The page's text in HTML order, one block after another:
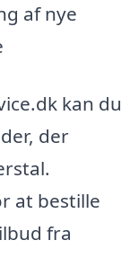
af nye
kan du
der
at bestille
fra